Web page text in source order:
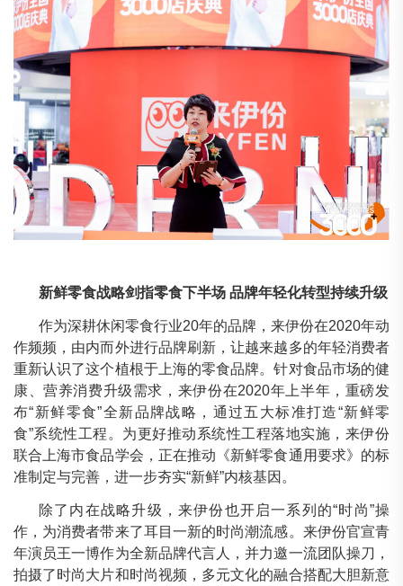
新鲜零食战略剑指零食下半场 品牌年轻化转型持续升级
作为深耕休闲零食行业20年的品牌，来伊份在2020年动
作频频，由内而外进行品牌刷新，让越来越多的年轻消费者
重新认识了这个植根于上海的零食品牌。针对食品市场的健
康、营养消费升级需求，来伊份在2020年上半年，重磅发
布“新鲜零食”全新品牌战略，通过五大标准打造“新鲜零
食”系统性工程。为更好推动系统性工程落地实施，来伊份
联合上海市食品学会，正在推动《新鲜零食通用要求》的标
准制定与完善，进一步夯实“新鲜”内核基因。
除了内在战略升级，来伊份也开启一系列的“时尚”操
作，为消费者带来了耳目一新的时尚潮流感。来伊份官宣青
年演员王一博作为全新品牌代言人，并力邀一流团队操刀，
拍摄了时尚大片和时尚视频，多元文化的融合搭配大胆新意